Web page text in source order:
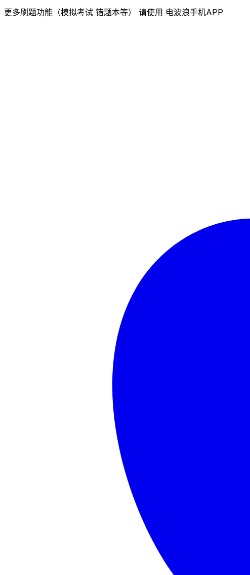
更多刷题功能（模拟考试 错题本等） 请使用 电波浪手机APP